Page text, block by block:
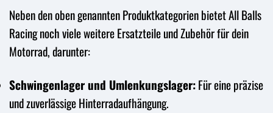
Neben den oben genannten Produktkategorien bietet All Balls
Racing noch viele weitere Ersatzteile und Zubehör für dein
Motorrad, darunter:
Schwingenlager und Umlenkungslager:Für eine präzise
und zuverlässige Hinterradaufhängung.